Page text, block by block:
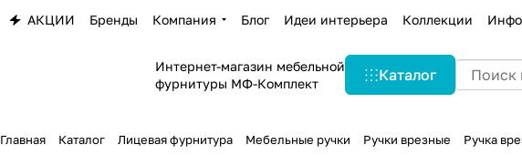
АКЦИИ Бренды Компания Блог Идеи интерьера Коллекции
Интернет-магазин мебельной
фурнитуры МФ-Комплект
Каталог
Главная Каталог Лицевая фурнитура Мебельные ручки Ручки врезные Ручка